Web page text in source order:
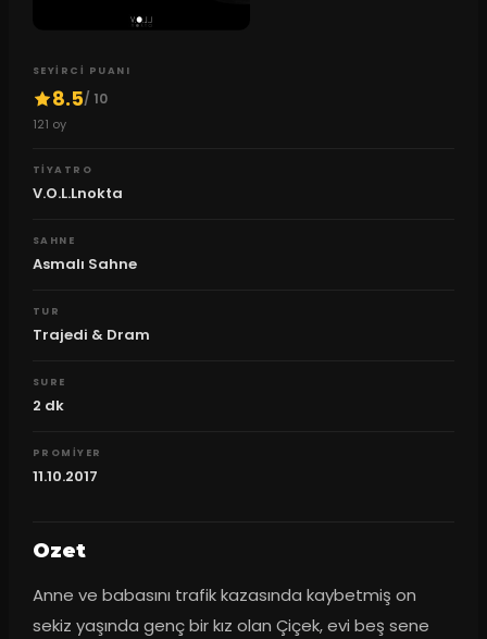
SEYIRCI PUANI
8.5/ 10
121 oy
TIYATRO
V.O.L.Lnokta
SAHNE
Asmalı Sahne
TUR
Trajedi & Dram
SURE
2 dk
PROMIYER
11.10.2017
Ozet
Anne ve babasını trafik kazasında kaybetmiş on
sekiz yaşında genç bir kız olan Çiçek, evi beş sene